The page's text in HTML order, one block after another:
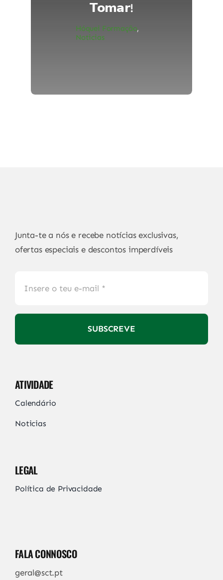
𝗧𝗼𝗺𝗮𝗿!
Hóquei Formação,
Noticias
Junta-te a nós e recebe notícias exclusivas,
ofertas especiais e descontos imperdíveis
SUBSCREVE
ATIVIDADE
Calendário
Noticias
LEGAL
Política de Privacidade
FALA CONNOSCO
geral@sct.pt